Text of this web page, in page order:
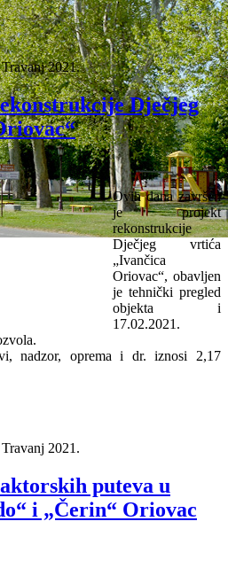
2021.
Dječjeg
Ovih dana završen
je projekt
rekonstrukcije
Dječjeg vrtića
„Ivančica
Oriovac“, obavljen
je tehnički pregled
objekta i
17.02.2021.
nadzor, oprema i dr. iznosi 2,17
2021.
puteva u
i „Čerin“ Oriovac